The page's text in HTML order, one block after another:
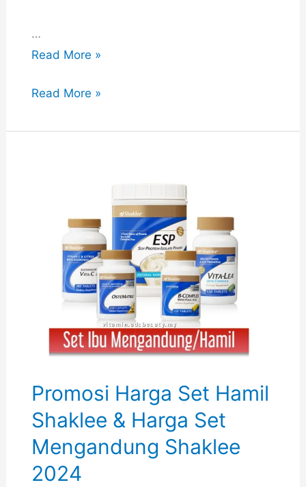
…
Harga
Kesuburan
Read More »
Harga
Kesuburan
(2024)
Read More »
Promosi Harga Set Hamil
Shaklee & Harga Set
Mengandung Shaklee
2024